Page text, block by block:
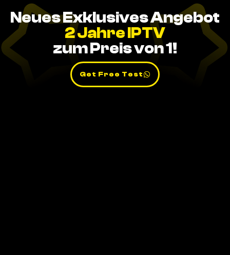
Neues Exklusives Angebot
2 Jahre IPTV
zum Preis von 1!
Get Free Test